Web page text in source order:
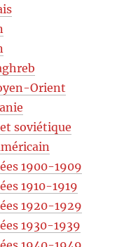
Orient
soviétique
1900-1909
1910-1919
1920-1929
1930-1939